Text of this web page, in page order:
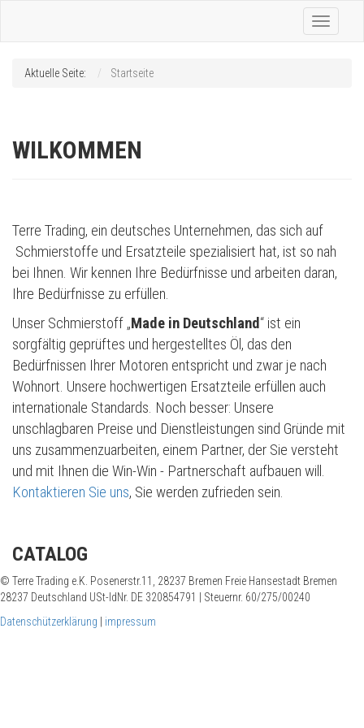
Toggle
Aktuelle Seite: Startseite
WILKOMMEN
Terre Trading, ein deutsches Unternehmen, das sich auf
Schmierstoffe und Ersatzteile spezialisiert hat, ist so nah
bei Ihnen. Wir kennen Ihre Bedürfnisse und arbeiten daran,
Ihre Bedürfnisse zu erfüllen.
Unser Schmierstoff „Made in Deutschland“ ist ein
sorgfältig geprüftes und hergestelltes Öl, das den
Bedürfnissen Ihrer Motoren entspricht und zwar je nach
Wohnort. Unsere hochwertigen Ersatzteile erfüllen auch
internationale Standards. Noch besser: Unsere
unschlagbaren Preise und Dienstleistungen sind Gründe mit
uns zusammenzuarbeiten, einem Partner, der Sie versteht
und mit Ihnen die Win-Win - Partnerschaft aufbauen will.
Kontaktieren Sie uns, Sie werden zufrieden sein.
CATALOG
© Terre Trading e.K. Posenerstr.11, 28237 Bremen Freie Hansestadt Bremen
28237 Deutschland USt-IdNr. DE 320854791 | Steuernr. 60/275/00240
Datenschützerklärung
impressum